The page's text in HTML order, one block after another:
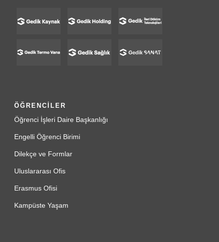
ÖĞRENCİLER
Öğrenci İşleri Daire Başkanlığı
Engelli Öğrenci Birimi
Dilekçe ve Formlar
Uluslararası Ofis
Erasmus Ofisi
Kampüste Yaşam